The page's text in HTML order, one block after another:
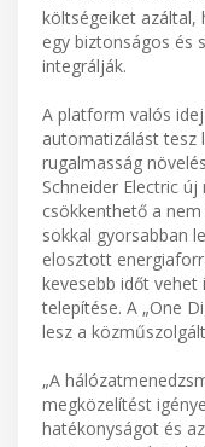
költségeiket azáltal,
egy biztonságos és
integrálják.
A platform valós
automatizálást tesz
rugalmasság
Schneider Electric
csökkenthető a
sokkal gyorsabban
elosztott
kevesebb időt vehet
telepítése. A „One
lesz a
„A
megközelítést
hatékonyságot és